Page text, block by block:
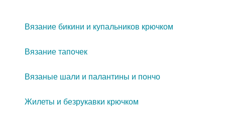
Вязание бикини и купальников крючком
Вязание тапочек
Вязаные шали и палантины и пончо
Жилеты и безрукавки крючком